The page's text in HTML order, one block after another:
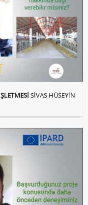
SİVAS HÜSEYİN